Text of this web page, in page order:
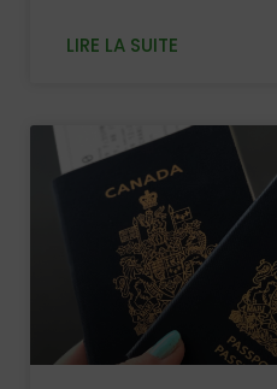
LIRE LA SUITE